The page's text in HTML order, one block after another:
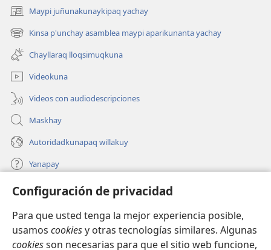
Configuración de privacidad
Para que usted tenga la mejor experiencia posible,
usamos cookiesy otras tecnologías similares. Algunas
cookiesson necesarias para que el sitio web funcione,
Maypi juñunakunaykipaq yachay
(abre
una
nueva
ventana)
Kinsa p'unchay asamblea maypi aparikunanta yachay
(abre
una
nueva
ventana)
Chayllaraq lloqsimuqkuna
Videokuna
Videos con audiodescripciones
Maskhay
Autoridadkunapaq willakuy
Yanapay
Donacionta churanapaq
una
nueva
ventana)
INTERNETPI QELQANCHISKUNA Watchtower™
(abre
una